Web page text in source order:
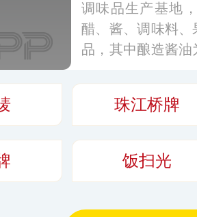
调味品生产基地
醋、酱、调味料
品，其中酿造酱
珠江桥牌
饭扫光